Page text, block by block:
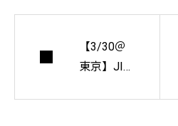
【3/30＠
東京】JIA